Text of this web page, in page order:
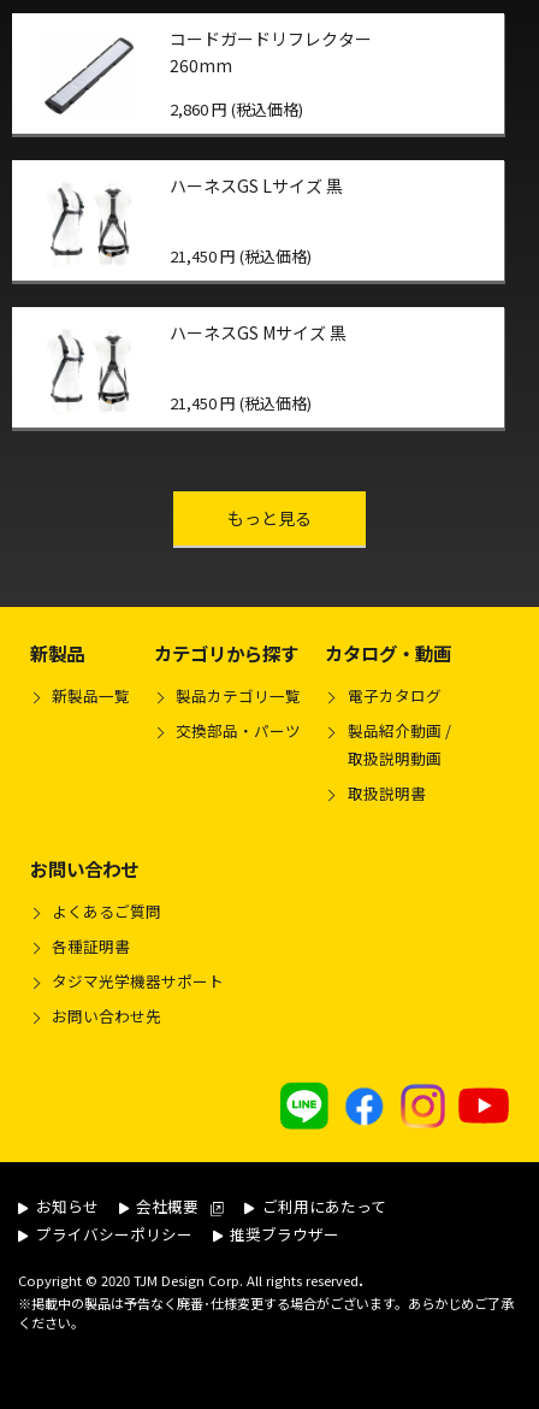
コードガードリフレクター
260mm
2,860 円 (税込価格)
ハーネスGS Lサイズ 黒
21,450 円 (税込価格)
ハーネスGS Mサイズ 黒
21,450 円 (税込価格)
もっと見る
新製品
新製品一覧
カテゴリから探す
製品カテゴリ一覧
交換部品・パーツ
カタログ・動画
電子カタログ
製品紹介動画 /
取扱説明動画
取扱説明書
お問い合わせ
よくあるご質問
各種証明書
タジマ光学機器サポート
お問い合わせ先
お知らせ 会社概要
ご利用にあたって
プライバシーポリシー
推奨ブラウザー
Copyright © 2020 TJM Design Corp. All rights reserved.
※掲載中の製品は予告なく廃番･仕様変更する場合がございます。あらかじめご了承
ください。